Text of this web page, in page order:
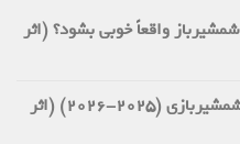
واقعاً خوبی بشود؟ (اثر
قوانین تکنیکی فدراسیون جهانی شمشیربازی (2025-2026) (اثر